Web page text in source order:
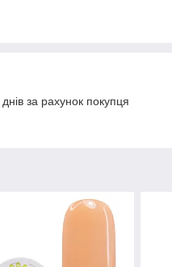
за рахунок покупця